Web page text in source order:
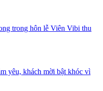
trong hôn lễ Viên Vibi thu
yêu, khách mời bật khóc vì